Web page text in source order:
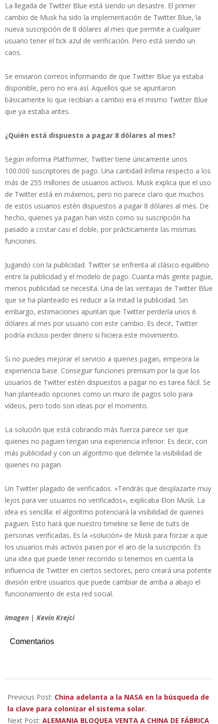
La llegada de Twitter Blue está siendo un desastre. El primer
cambio de Musk ha sido la implementación de Twitter Blue, la
nueva suscripción de 8 dólares al mes que permite a cualquier
usuario tener el tick azul de verificación. Pero está siendo un
caos.
Se enviaron correos informando de que Twitter Blue ya estaba
disponible, pero no era así. Aquellos que se apuntaron
básicamente lo que recibían a cambio era el mismo Twitter Blue
que ya estaba antes.
¿Quién está dispuesto a pagar 8 dólares al mes?
Según informa Platformer, Twitter tiene únicamente unos
100.000 suscriptores de pago. Una cantidad ínfima respecto a los
más de 255 millones de usuarios activos. Musk explica que el uso
de Twitter está en máximos, pero no parece claro que muchos
de estos usuarios estén dispuestos a pagar 8 dólares al mes. De
hecho, quienes ya pagan han visto como su suscripción ha
pasado a costar casi el doble, por prácticamente las mismas
funciones.
Jugando con la publicidad. Twitter se enfrenta al clásico equilibrio
entre la publicidad y el modelo de pago. Cuanta más gente pague,
menos publicidad se necesita. Una de las ventajas de Twitter Blue
que se ha planteado es reducir a la mitad la publicidad. Sin
embargo, estimaciones apuntan que Twitter perdería unos 6
dólares al mes por usuario con este cambio. Es decir, Twitter
podría incluso perder dinero si hiciera este movimiento.
Si no puedes mejorar el servicio a quienes pagan, empeora la
experiencia base. Conseguir funciones premium por la que los
usuarios de Twitter estén dispuestos a pagar no es tarea fácil. Se
han planteado opciones como un muro de pagos solo para
vídeos, pero todo son ideas por el momento.
La solución que está cobrando más fuerza parece ser que
quienes no paguen tengan una experiencia inferior. Es decir, con
más publicidad y con un algoritmo que delimite la visibilidad de
quienes no pagan.
Un Twitter plagado de verificados. «Tendrás que desplazarte muy
lejos para ver usuarios no verificados», explicaba Elon Musk. La
idea es sencilla: el algoritmo potenciará la visibilidad de quienes
paguen. Esto hará que nuestro timeline se llene de tuits de
personas verificadas. Es la «solución» de Musk para forzar a que
los usuarios más activos pasen por el aro de la suscripción. Es
una idea que puede tener recorrido si tenemos en cuenta la
influencia de Twitter en ciertos sectores, pero creará una potente
división entre usuarios que puede cambiar de arriba a abajo el
funcionamiento de esta red social.
Imagen | Kevin Krejci
Comentarios
11-
10
Previous Post: China adelanta a la NASA en la búsqueda de
la clave para colonizar el sistema solar.
Next Post: ALEMANIA BLOQUEA VENTA A CHINA DE FÁBRICA